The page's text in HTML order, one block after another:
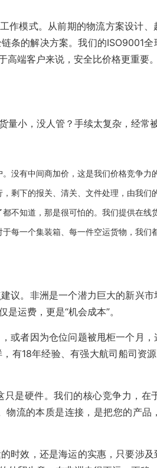
作模式。从前期的物流方案设计
条的解决方案。我们的ISO9001
端客户来说，安全比价格更重要。
量小，没人管？手续太复杂，经常
没有中间商加价，这是我们价格竞争力
剩下的报关、清关、文件处理，由我们
不知道，那是很可怕的。我们提供在线
每一个集装箱、每一件空运货物，我们
议。非洲是一个潜力巨大的新兴
运费，更是“机会成本”。
或者因为仓位问题被甩柜一个月
有18年经验、有强大航司船司资
是硬件。我们的核心竞争力，在
流的本质是连接，是把您的产
时效，还是海运的实惠，只要涉